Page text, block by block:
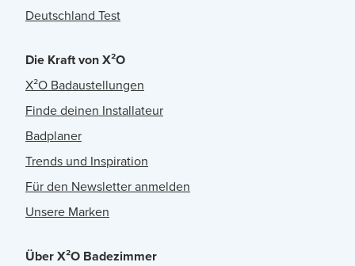
Deutschland Test
Die Kraft von X²O
X²O Badaustellungen
Finde deinen Installateur
Badplaner
Trends und Inspiration
Für den Newsletter anmelden
Unsere Marken
Über X²O Badezimmer